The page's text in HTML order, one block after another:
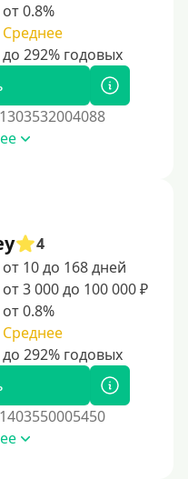
от 0.8%
Среднее
4
от 10 до 168 дней
от 3 000 до 100 000 ₽
от 0.8%
Среднее